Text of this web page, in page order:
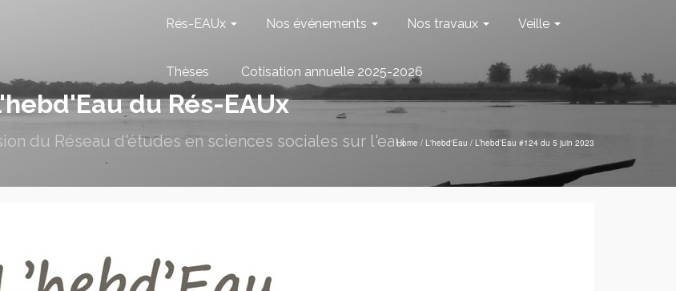
Rés-EAUx Nos événements Nos travaux Veille
Thèses Cotisation annuelle 2025-2026
du Rés-EAUx
du Réseau d'études en sciences sociales sur l'eauHome / L'hebd'Eau / L’hebd’Eau #124 du 5 juin 2023